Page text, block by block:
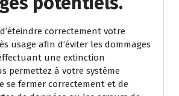
correctement votre
usage afin d’éviter les dommages
une extinction
permettez à votre système
se fermer correctement et de